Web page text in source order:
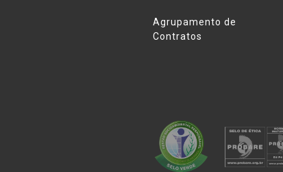
Agrupamento de
Contratos